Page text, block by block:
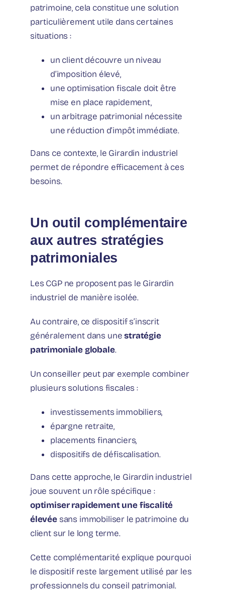
patrimoine, cela constitue une solution
particulièrement utile dans certaines
situations :
un client découvre un niveau
d’imposition élevé,
une optimisation fiscale doit être
mise en place rapidement,
un arbitrage patrimonial nécessite
une réduction d’impôt immédiate.
Dans ce contexte, le Girardin industriel
permet de répondre efficacement à ces
besoins.
Un outil complémentaire
aux autres stratégies
patrimoniales
Les CGP ne proposent pas le Girardin
industriel de manière isolée.
Au contraire, ce dispositif s’inscrit
généralement dans unestratégie
patrimoniale globale.
Un conseiller peut par exemple combiner
plusieurs solutions fiscales :
investissements immobiliers,
épargne retraite,
placements financiers,
dispositifs de défiscalisation.
Dans cette approche, le Girardin industriel
joue souvent un rôle spécifique :
optimiser rapidement une fiscalité
élevéesans immobiliser le patrimoine du
client sur le long terme.
Cette complémentarité explique pourquoi
le dispositif reste largement utilisé par les
professionnels du conseil patrimonial.